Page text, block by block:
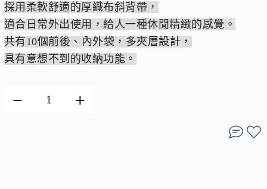
採用柔軟舒適的厚織布斜背帶，
適合日常外出使用，給人一種休閒精緻的感覺。
共有10個前後、內外袋，多夾層設計，
具有意想不到的收納功能。